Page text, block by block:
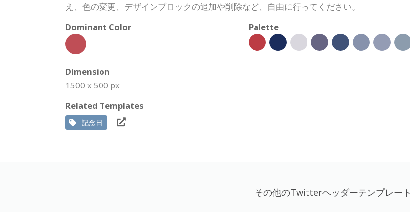
え、色の変更、デザインブロックの追加や削除など、自由に行ってください。
Dominant Color
Palette
Dimension
1500 x 500 px
Related Templates
記念日
その他のTwitterヘッダーテンプレート